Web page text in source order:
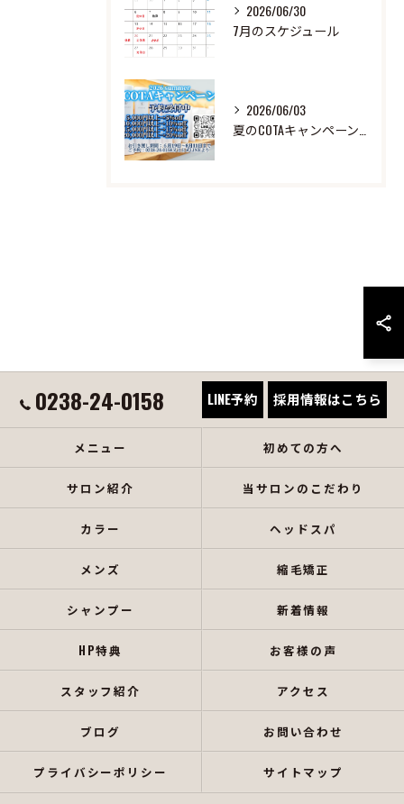
2026/06/30
7月のスケジュール
2026/06/03
0238-24-0158 LINE予約 採用情報はこちら
メニュー 初めての方へ
サロン紹介 当サロンのこだわり
カラー ヘッドスパ
メンズ 縮毛矯正
シャンプー 新着情報
HP特典 お客様の声
スタッフ紹介 アクセス
ブログ お問い合わせ
プライバシーポリシー サイトマップ